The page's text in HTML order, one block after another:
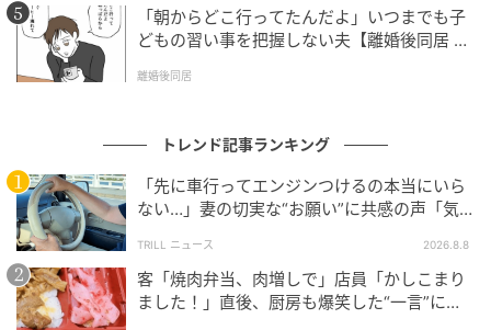
「最終的にすべて綺麗に生えきるかはまだ分からない
が、現状は問題ないのでそのまま様子見で大丈夫」と
の診断を受けています。現在は痛みもなく、このまま
ら見守っている段階です。
---長く通っている歯医者さんだからこそ、驚きつつも
和やかに経過を見守れている様子が伝わってきます
ね。現時点で痛みもなく、問題ないと言われているの
は安心材料になりそうです。
「朝からどこ行ってたんだよ」いつまでも子
どもの習い事を把握しない夫【離婚後同居 Vo
離婚後同居
トレンド記事ランキング
「先に車行ってエンジンつけるの本当にいら
ない…」妻の切実な“お願い”に共感の声「気
TRILL ニュース 2026.8.8
客「焼肉弁当、肉増しで」店員「かしこまり
ました！」直後、厨房も爆笑した“一言”に